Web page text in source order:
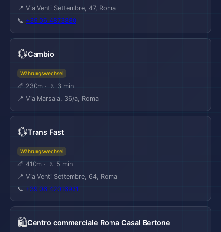
📍 Via Venti Settembre, 47, Roma
📞 +39 06 4873880
💱Cambio
Währungswechsel
📏 230m · 🚶 3 min
📍 Via Marsala, 36/a, Roma
💱Trans Fast
Währungswechsel
📏 410m · 🚶 5 min
📍 Via Venti Settembre, 64, Roma
📞 +39 06 42016931
🛍️Centro commerciale Roma Casal Bertone